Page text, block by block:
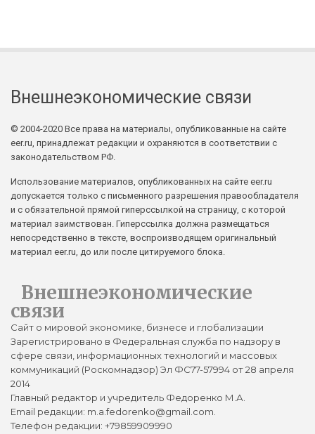
Внешнеэкономические связи
© 2004-2020 Все права на материалы, опубликованные на сайте
eer.ru, принадлежат редакции и охраняются в соответствии с
законодательством РФ.
Использование материалов, опубликованных на сайте eer.ru
допускается только с письменного разрешения правообладателя
и с обязательной прямой гиперссылкой на страницу, с которой
материал заимствован. Гиперссылка должна размещаться
непосредственно в тексте, воспроизводящем оригинальный
материал eer.ru, до или после цитируемого блока.
Внешнеэкономические
связи
Сайт о мировой экономике, бизнесе и глобализации
Зарегистрировано в Федеральная служба по надзору в
сфере связи, информационных технологий и массовых
коммуникаций (Роскомнадзор) Эл ФС77-57994 от 28 апреля
2014
Главный редактор и учредитель Федоренко М.А.
Email редакции: m.a.fedorenko@gmail.com.
Телефон редакции: +79859909990